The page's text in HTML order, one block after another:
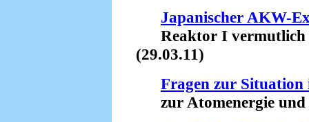
Japanischer AKW-
Reaktor I vermutlich
(29.03.11)
Fragen zur Situation
zur Atomenergie und